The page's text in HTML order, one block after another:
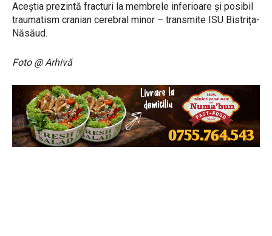
Aceștia prezintă fracturi la membrele inferioare și posibil
traumatism cranian cerebral minor – transmite ISU Bistrița-
Năsăud.
Foto @ Arhivă